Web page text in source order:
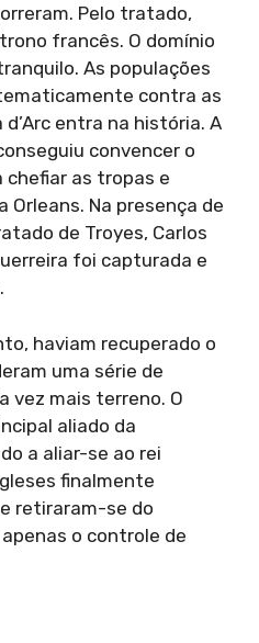
Pelo tratado,
francês. O domínio
As populações
contra as
entra na história. A
convencer o
chefiar as tropas e
Na presença de
de Troyes, Carlos
foi capturada e
haviam recuperado o
uma série de
vez mais terreno. O
aliado da
a aliar-se ao rei
finalmente
retiraram-se do
o controle de